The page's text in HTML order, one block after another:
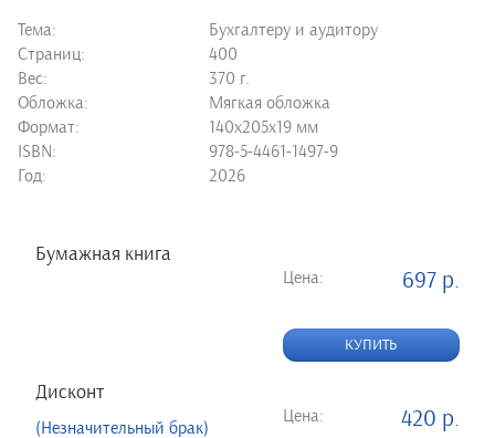
Тема:
Бухгалтеру и аудитору
Страниц:
400
Вес:
370 г.
Обложка:
Мягкая обложка
Формат:
140х205х19 мм
ISBN:
978-5-4461-1497-9
Год:
2026
Бумажная книга
Цена: 697 р.
КУПИТЬ
Дисконт
(Незначительный брак)
Цена: 420 р.